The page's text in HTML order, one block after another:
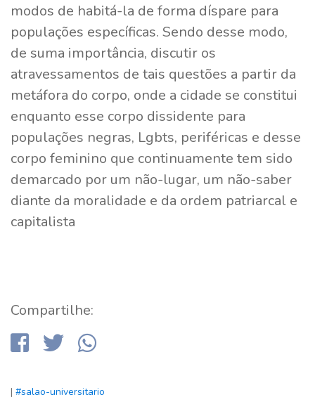
modos de habitá-la de forma díspare para
populações específicas. Sendo desse modo,
de suma importância, discutir os
atravessamentos de tais questões a partir da
metáfora do corpo, onde a cidade se constitui
enquanto esse corpo dissidente para
populações negras, Lgbts, periféricas e desse
corpo feminino que continuamente tem sido
demarcado por um não-lugar, um não-saber
diante da moralidade e da ordem patriarcal e
capitalista
Compartilhe:
| #salao-universitario